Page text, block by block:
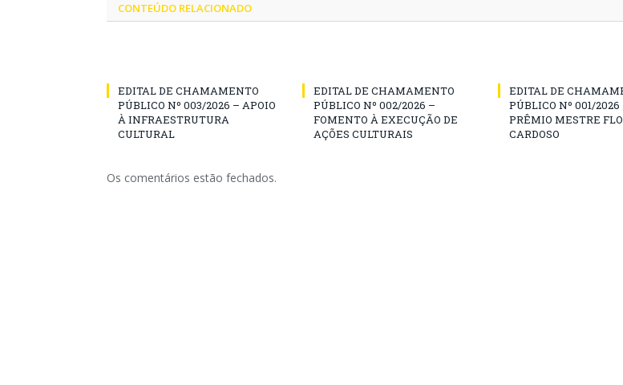
CONTEÚDO RELACIONADO
EDITAL DE CHAMAMENTO
PÚBLICO Nº 003/2026 – APOIO
À INFRAESTRUTURA
CULTURAL
EDITAL DE CHAMAMENTO
PÚBLICO Nº 002/2026 –
FOMENTO À EXECUÇÃO DE
AÇÕES CULTURAIS
EDITAL DE
PÚBLICO Nº 001/2026
PRÊMIO MESTRE
CARDOSO
Os comentários estão fechados.